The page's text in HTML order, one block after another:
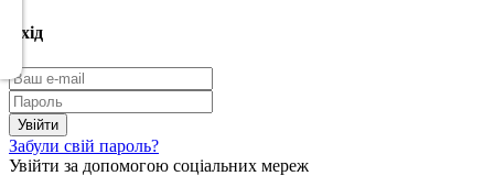
Вхід
Забули свій пароль?
Увійти за допомогою соціальних мереж
CSV
Скачать
CSV
(Опт)